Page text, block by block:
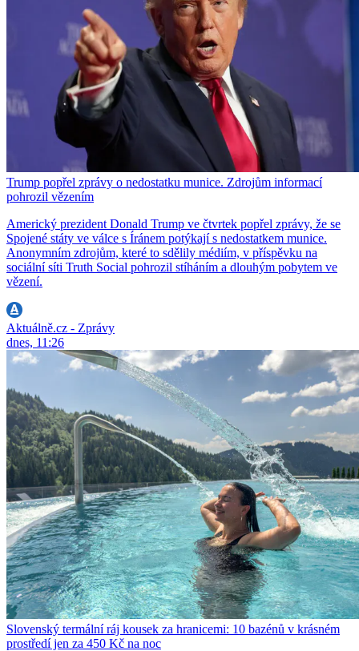
Trump popřel zprávy o nedostatku munice. Zdrojům informací
pohrozil vězením
Americký prezident Donald Trump ve čtvrtek popřel zprávy, že se
Spojené státy ve válce s Íránem potýkají s nedostatkem munice.
Anonymním zdrojům, které to sdělily médiím, v příspěvku na
sociální síti Truth Social pohrozil stíháním a dlouhým pobytem ve
vězení.
Aktuálně.cz - Zprávy
dnes, 11:26
Slovenský termální ráj kousek za hranicemi: 10 bazénů v krásném
prostředí jen za 450 Kč na noc